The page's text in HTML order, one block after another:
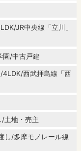
JR中央線「立川」
園/中古戸建
4LDK/西武拝島線「西
/土地・売主
し/多摩モノレール線